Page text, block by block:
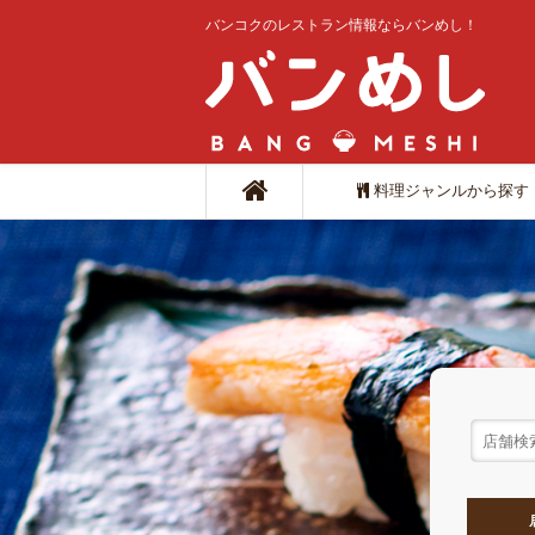
バンコクのレストラン情報ならバンめし！
料理ジャンルから探す